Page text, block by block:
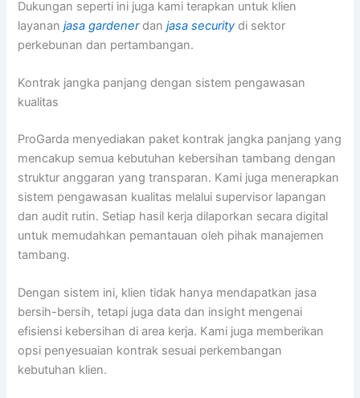
Dukungan seperti ini juga kami terapkan untuk klien
layananjasa gardenerdanjasa security di sektor
perkebunan dan pertambangan.
Kontrak jangka panjang dengan sistem pengawasan
kualitas
ProGarda menyediakan paket kontrak jangka panjang yang
mencakup semua kebutuhan kebersihan tambang dengan
struktur anggaran yang transparan. Kami juga menerapkan
sistem pengawasan kualitas melalui supervisor lapangan
dan audit rutin. Setiap hasil kerja dilaporkan secara digital
untuk memudahkan pemantauan oleh pihak manajemen
tambang.
Dengan sistem ini, klien tidak hanya mendapatkan jasa
bersih-bersih, tetapi juga data dan insight mengenai
efisiensi kebersihan di area kerja. Kami juga memberikan
opsi penyesuaian kontrak sesuai perkembangan
kebutuhan klien.